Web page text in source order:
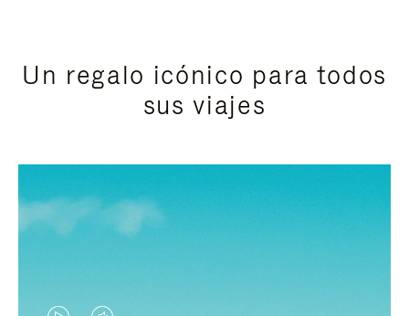
Un regalo icónico para todos
sus viajes